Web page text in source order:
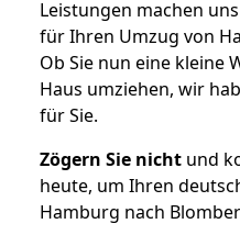
Leistungen machen
für Ihren Umzug von
Ob Sie nun eine kleine
Haus umziehen, wir
für Sie.
Zögern Sie nicht und
heute, um Ihren
Hamburg nach